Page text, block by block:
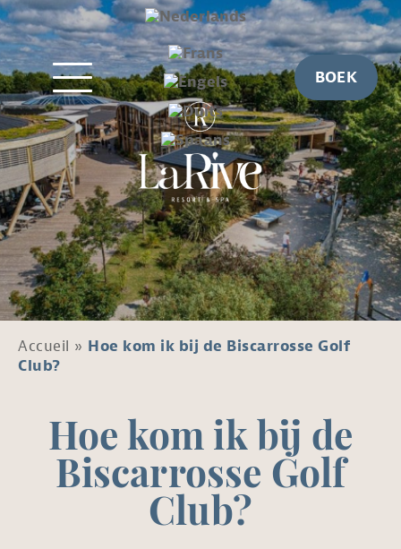
BOEK
Accueil » Hoe kom ik bij de Biscarrosse Golf
Club?
Hoe kom ik bij de
Biscarrosse Golf
Club?